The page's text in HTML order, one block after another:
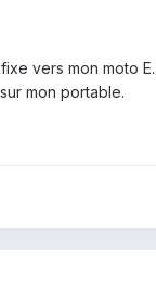
vers mon moto
mon portable.